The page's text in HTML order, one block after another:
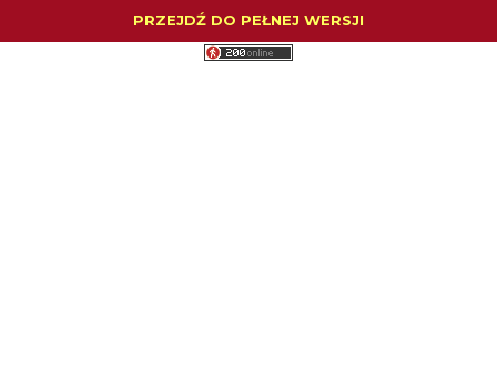
PRZEJDŹ DO PEŁNEJ WERSJI